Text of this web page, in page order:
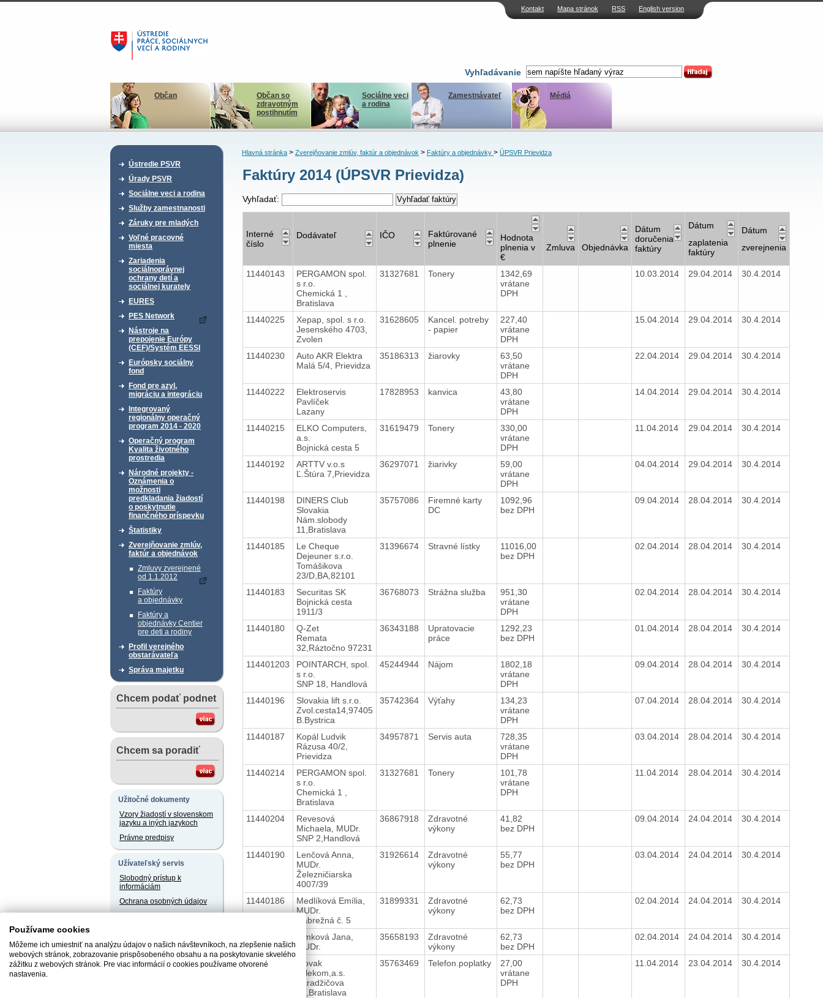
Kontakt Mapa stránok RSS English version
Vyhľadávanie
Občan
Občan so
zdravotným
postihnutím
Sociálne veci
a rodina
Zamestnávateľ Médiá
Ústredie PSVR
Úrady PSVR
Sociálne veci a rodina
Služby zamestnanosti
Záruky pre mladých
Voľné pracovné
miesta
Zariadenia
sociálnoprávnej
ochrany detí a
sociálnej kurately
EURES
PES Network
Nástroje na
prepojenie Európy
(CEF)/Systém EESSI
Európsky sociálny
fond
Fond pre azyl,
migráciu a integráciu
Integrovaný
regionálny operačný
program 2014 - 2020
Operačný program
Kvalita životného
prostredia
Národné projekty -
Oznámenia o
možnosti
predkladania žiadostí
o poskytnutie
finančného príspevku
Štatistiky
Zverejňovanie zmlúv,
faktúr a objednávok
Zmluvy zverejnené
od 1.1.2012
Faktúry
a objednávky
Faktúry a
objednávky Centier
pre deti a rodiny
Profil verejného
obstarávateľa
Správa majetku
Chcem podať podnet
Chcem sa poradiť
Užitočné dokumenty
Vzory žiadostí v slovenskom
jazyku a iných jazykoch
Právne predpisy
Užívateľský servis
Slobodný prístup k
informáciám
Ochrana osobných údajov
Naše registre
Sprostredkovatelia
Hlavná stránka> Zverejňovanie zmlúv, faktúr a objednávok> Faktúry a objednávky > ÚPSVR Prievidza
Faktúry 2014 (ÚPSVR Prievidza)
Vyhľadať:
Interné
číslo
Dodávateľ IČO
Faktúrované
plnenie
Hodnota
plnenia v
€
Zmluva Objednávka
Dátum
doručenia
faktúry
Dátum
zaplatenia
faktúry
Dátum
zverejnenia
11440143
PERGAMON spol.
s r.o.
Chemická 1 ,
Bratislava
31327681 Tonery
1342,69
vrátane
DPH
10.03.2014 29.04.2014 30.4.2014
11440225
Xepap, spol. s r.o.
Jesenského 4703,
Zvolen
31628605
Kancel. potreby
- papier
227,40
vrátane
DPH
15.04.2014 29.04.2014 30.4.2014
11440230
Auto AKR Elektra
Malá 5/4, Prievidza
35186313 žiarovky
63,50
vrátane
DPH
22.04.2014 29.04.2014 30.4.2014
11440222
Elektroservis
Pavlíček
Lazany
17828953 kanvica
43,80
vrátane
DPH
14.04.2014 29.04.2014 30.4.2014
11440215
ELKO Computers,
a.s.
Bojnická cesta 5
31619479 Tonery
330,00
vrátane
DPH
11.04.2014 29.04.2014 30.4.2014
11440192
ARTTV v.o.s
Ľ.Štúra 7,Prievidza
36297071 žiarivky
59,00
vrátane
DPH
04.04.2014 29.04.2014 30.4.2014
11440198
DINERS Club
Slovakia
Nám.slobody
11,Bratislava
35757086
Firemné karty
DC
1092,96
bez DPH
09.04.2014 28.04.2014 30.4.2014
11440185
Le Cheque
Dejeuner s.r.o.
Tomášikova
23/D,BA,82101
31396674 Stravné lístky
11016,00
bez DPH
02.04.2014 28.04.2014 30.4.2014
11440183
Securitas SK
Bojnická cesta
1911/3
36768073 Strážna služba
951,30
vrátane
DPH
02.04.2014 28.04.2014 30.4.2014
11440180
Q-Zet
Remata
32,Ráztočno 97231
36343188
Upratovacie
práce
1292,23
bez DPH
01.04.2014 28.04.2014 30.4.2014
114401203
POINTARCH, spol.
s r.o.
SNP 18, Handlová
45244944 Nájom
1802,18
vrátane
DPH
09.04.2014 28.04.2014 30.4.2014
11440196
Slovakia lift s.r.o.
Zvol.cesta14,97405
B.Bystrica
35742364 Výťahy
134,23
vrátane
DPH
07.04.2014 28.04.2014 30.4.2014
11440187
Kopál Ludvik
Rázusa 40/2,
Prievidza
34957871 Servis auta
728,35
vrátane
DPH
03.04.2014 28.04.2014 30.4.2014
11440214
PERGAMON spol.
s r.o.
Chemická 1 ,
Bratislava
31327681 Tonery
101,78
vrátane
DPH
11.04.2014 28.04.2014 30.4.2014
11440204
Revesová
Michaela, MUDr.
SNP 2,Handlová
36867918
Zdravotné
výkony
41,82
bez DPH
09.04.2014 24.04.2014 30.4.2014
11440190
Lenčová Anna,
MUDr.
Železničiarska
4007/39
31926614
Zdravotné
výkony
55,77
bez DPH
03.04.2014 24.04.2014 30.4.2014
11440186
Medlíková Emília,
MUDr.
Nábrežná č. 5
31899331
Zdravotné
výkony
62,73
bez DPH
02.04.2014 24.04.2014 30.4.2014
Šimková Jana,
MUDr.
35658193
Zdravotné
výkony
62,73
bez DPH
02.04.2014 24.04.2014 30.4.2014
11440218
Slovak
Telekom,a.s.
Karadžičova
10,Bratislava
35763469 Telefon.poplatky
27,00
vrátane
DPH
11.04.2014 23.04.2014 30.4.2014
Používame cookies
Môžeme ich umiestniť na analýzu údajov o našich návštevníkoch, na zlepšenie našich
webových stránok, zobrazovanie prispôsobeného obsahu a na poskytovanie skvelého
zážitku z webových stránok. Pre viac informácií o cookies používame otvorené
nastavenia.